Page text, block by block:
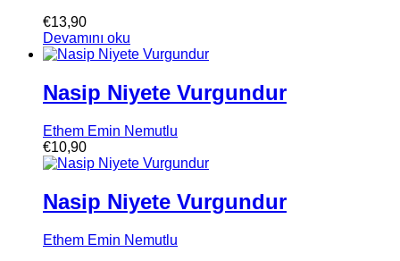
€13,90
Devamını oku
Nasip Niyete Vurgundur
Ethem Emin Nemutlu
€10,90
Nasip Niyete Vurgundur
Ethem Emin Nemutlu